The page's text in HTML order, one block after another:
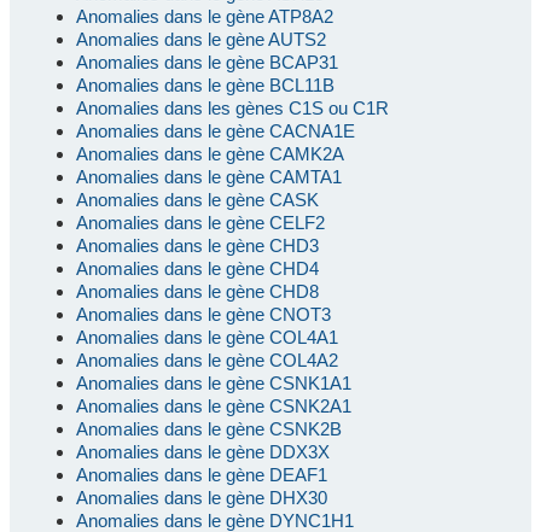
Anomalies dans le gène ATP8A2
Anomalies dans le gène AUTS2
Anomalies dans le gène BCAP31
Anomalies dans le gène BCL11B
Anomalies dans les gènes C1S ou C1R
Anomalies dans le gène CACNA1E
Anomalies dans le gène CAMK2A
Anomalies dans le gène CAMTA1
Anomalies dans le gène CASK
Anomalies dans le gène CELF2
Anomalies dans le gène CHD3
Anomalies dans le gène CHD4
Anomalies dans le gène CHD8
Anomalies dans le gène CNOT3
Anomalies dans le gène COL4A1
Anomalies dans le gène COL4A2
Anomalies dans le gène CSNK1A1
Anomalies dans le gène CSNK2A1
Anomalies dans le gène CSNK2B
Anomalies dans le gène DDX3X
Anomalies dans le gène DEAF1
Anomalies dans le gène DHX30
Anomalies dans le gène DYNC1H1